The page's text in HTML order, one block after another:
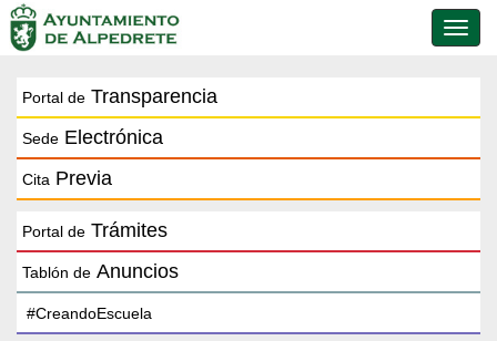
de
Portal de Transparencia
Sede Electrónica
Cita Previa
Portal de Trámites
Tablón de Anuncios